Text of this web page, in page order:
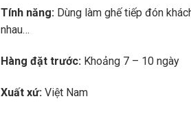
Tính năng: Dùng làm ghế tiếp đón
nhau…
Hàng đặt trước: Khoảng 7 – 10 ngày
Xuất xứ: Việt Nam